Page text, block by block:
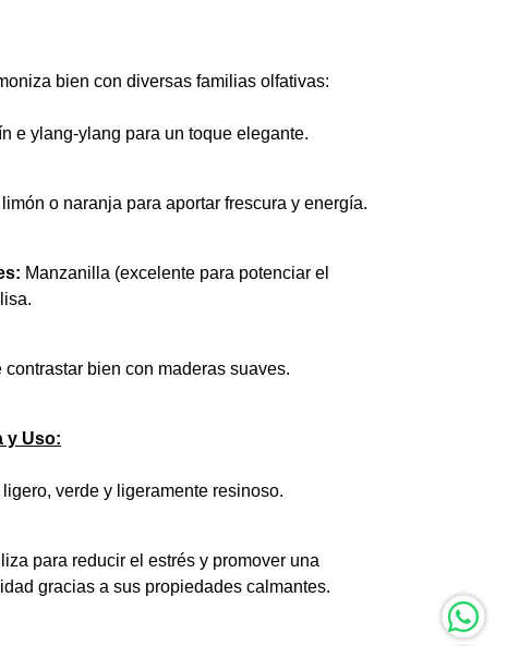
bien con diversas familias olfativas:
e ylang-ylang para un toque elegante.
o naranja para aportar frescura y energía.
Manzanilla (excelente para potenciar el
contrastar bien con maderas suaves.
y Uso:
ligero, verde y ligeramente resinoso.
para reducir el estrés y promover una
gracias a sus propiedades calmantes.